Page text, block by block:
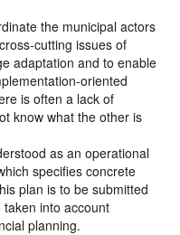
the municipal actors
cutting issues of
adaptation and to enable
oriented
is often a lack of
know what the other is
as an operational
specifies concrete
plan is to be submitted
into account
planning.